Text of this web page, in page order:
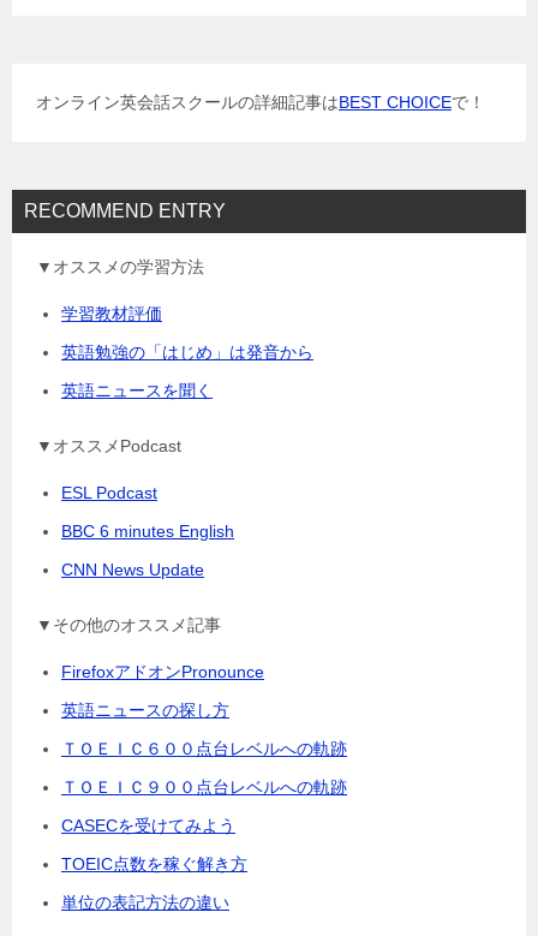
オンライン英会話スクールの詳細記事はBEST CHOICEで！
RECOMMEND ENTRY
▼オススメの学習方法
学習教材評価
英語勉強の「はじめ」は発音から
英語ニュースを聞く
▼オススメPodcast
ESL Podcast
BBC 6 minutes English
CNN News Update
▼その他のオススメ記事
FirefoxアドオンPronounce
英語ニュースの探し方
ＴＯＥＩＣ６００点台レベルへの軌跡
ＴＯＥＩＣ９００点台レベルへの軌跡
CASECを受けてみよう
TOEIC点数を稼ぐ解き方
単位の表記方法の違い